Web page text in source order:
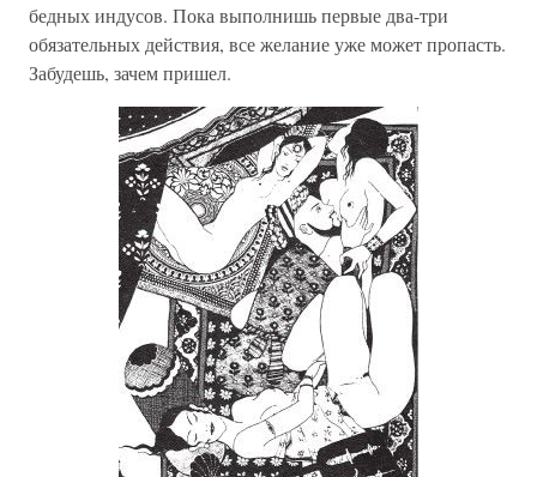
бедных индусов. Пока выполнишь первые два-три
обязательных действия, все желание уже может пропасть.
Забудешь, зачем пришел.